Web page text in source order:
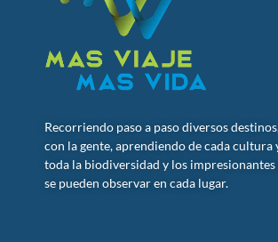
Recorriendo paso a paso diversos
con la gente, aprendiendo de cada cultura
toda la biodiversidad y los impresionantes
se pueden observar en cada lugar.